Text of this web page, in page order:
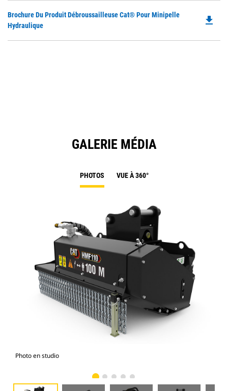
Brochure Du Produit Débroussailleuse Cat® Pour Minipelle
Hydraulique
file_download
GALERIE MÉDIA
PHOTOS VUE À 360°
Photo en studio